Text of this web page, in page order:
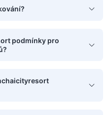
podmínky pro